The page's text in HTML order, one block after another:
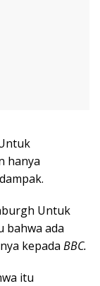
hanya
Untuk
bahwa ada
kepada BBC.
itu